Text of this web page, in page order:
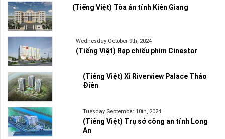
(Tiếng Việt) Tòa án tỉnh Kiên Giang
Wednesday October 9th, 2024
(Tiếng Việt) Rạp chiếu phim Cinestar
(Tiếng Việt) Xi Riverview Palace Thảo
Điền
Tuesday September 10th, 2024
(Tiếng Việt) Trụ sở công an tỉnh Long
An